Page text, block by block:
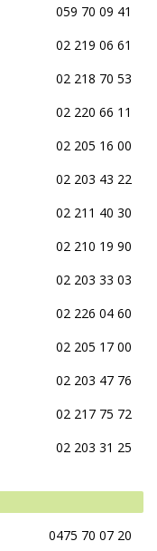
059 70 09 41
02 219 06 61
02 218 70 53
02 220 66 11
02 205 16 00
02 203 43 22
02 211 40 30
02 210 19 90
02 203 33 03
02 226 04 60
02 205 17 00
02 203 47 76
02 217 75 72
02 203 31 25
0475 70 07 20